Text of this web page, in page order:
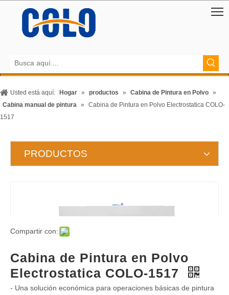
Usted está aquí: Hogar » productos » Cabina de Pintura en Polvo »
Cabina manual de pintura »
Cabina de Pintura en Polvo Electrostatica COLO-
1517
PRODUCTOS
Compartir con:
Cabina de Pintura en Polvo
Electrostatica COLO-1517
- Una solución económica para operaciones básicas de pintura